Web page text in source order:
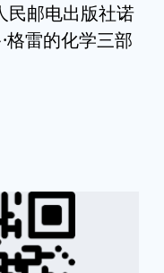
民邮电出版社诺
格雷的化学三部